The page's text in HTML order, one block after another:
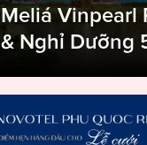
Meliá Vinpearl
& Nghỉ Dưỡng